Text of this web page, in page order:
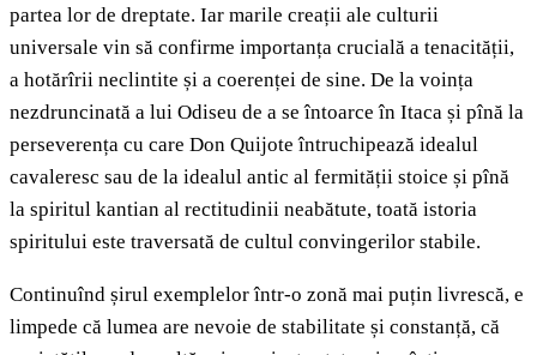
partea lor de dreptate. Iar marile creații ale culturii
universale vin să confirme importanța crucială a tenacității,
a hotărîrii neclintite și a coerenței de sine. De la voința
nezdruncinată a lui Odiseu de a se întoarce în Itaca și pînă la
perseverența cu care Don Quijote întruchipează idealul
cavaleresc sau de la idealul antic al fermității stoice și pînă
la spiritul kantian al rectitudinii neabătute, toată istoria
spiritului este traversată de cultul convingerilor stabile.
Continuînd șirul exemplelor într-o zonă mai puțin livrescă, e
limpede că lumea are nevoie de stabilitate și constanță, că